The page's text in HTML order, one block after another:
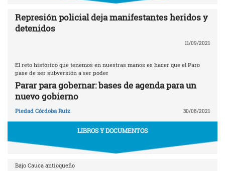
Represión policial deja manifestantes heridos y
detenidos
11/09/2021
El reto histórico que tenemos en nuestras manos es hacer que el Paro
pase de ser subversión a ser poder
Parar para gobernar: bases de agenda para un
nuevo gobierno
Piedad Córdoba Ruíz 30/08/2021
LIBROS Y DOCUMENTOS
Bajo Cauca antioqueño